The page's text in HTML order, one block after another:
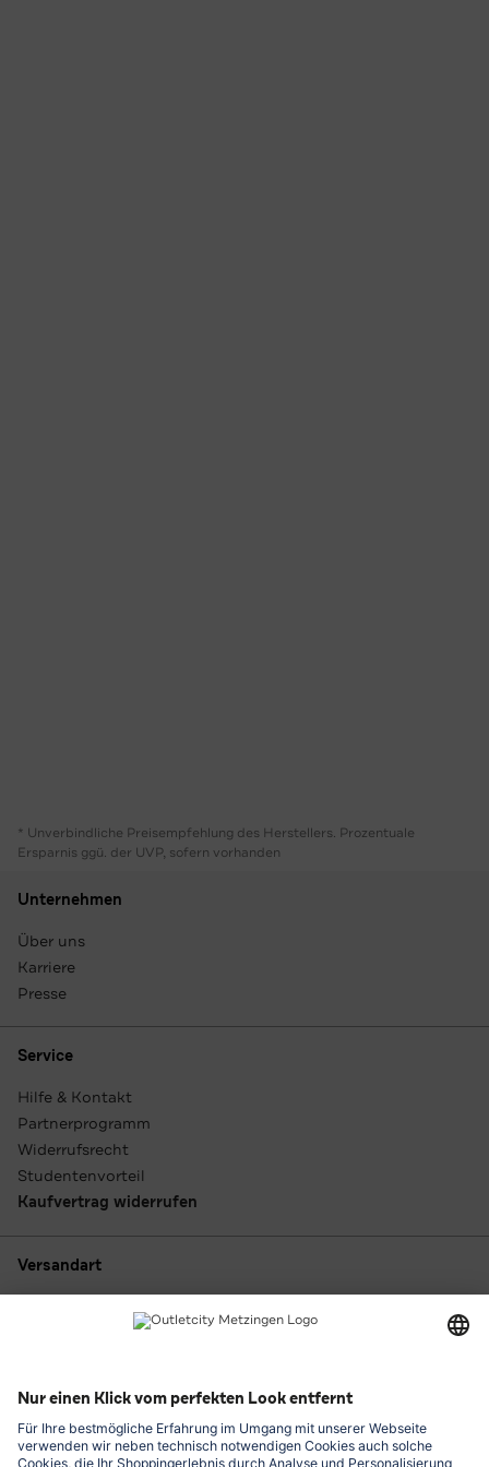
* Unverbindliche Preisempfehlung des Herstellers. Prozentuale
Ersparnis ggü. der UVP, sofern vorhanden
Unternehmen
Über uns
Karriere
Presse
Service
Hilfe & Kontakt
Partnerprogramm
Widerrufsrecht
Studentenvorteil
Kaufvertrag widerrufen
Versandart